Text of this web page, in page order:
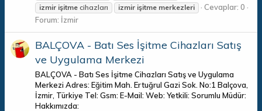
izmir işitme cihazları izmir işitme merkezleri
Cevaplar: 0
Forum: İzmir
BALÇOVA - Batı Ses İşitme Cihazları Satış
ve Uygulama Merkezi
BALÇOVA - Batı Ses İşitme Cihazları Satış ve Uygulama
Merkezi Adres: Eğitim Mah. Ertuğrul Gazi Sok. No:1 Balçova,
İzmir, Türkiye Tel: Gsm: E-Mail: Web: Yetkili: Sorumlu Müdür:
Hakkımızda: